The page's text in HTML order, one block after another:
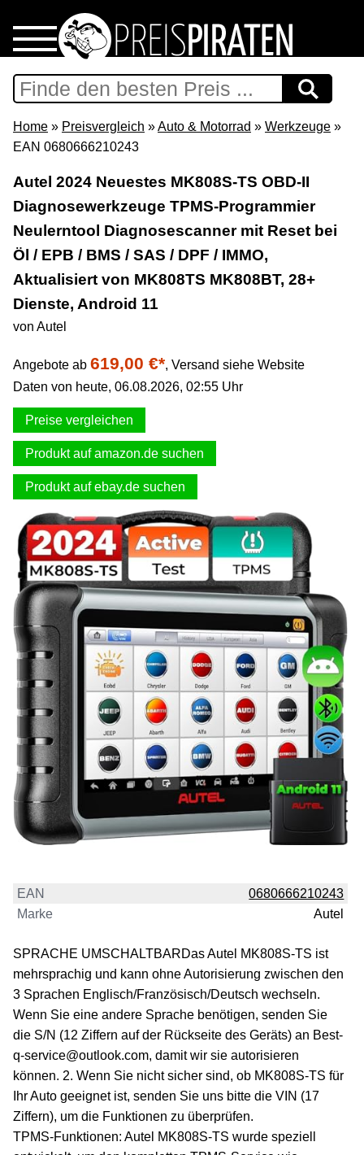
Home
Download
Support & Newsletter
Presse
Datenschutz
Home » Preisvergleich »Auto & Motorrad » Werkzeuge »
EAN 0680666210243
Autel 2024 Neuestes MK808S-TS OBD-II
Diagnosewerkzeuge TPMS-Programmier
Neulerntool Diagnosescanner mit Reset bei
Öl / EPB / BMS / SAS / DPF / IMMO,
Aktualisiert von MK808TS MK808BT, 28+
Dienste, Android 11
von Autel
Angebote ab 619,00 €*, Versand siehe Website
Daten von heute, 06.08.2026, 02:55 Uhr
Preise vergleichen
Produkt auf amazon.de suchen
Produkt auf ebay.de suchen
EAN
0680666210243
Marke
Autel
SPRACHE UMSCHALTBARDas Autel MK808S-TS ist
mehrsprachig und kann ohne Autorisierung zwischen den
3 Sprachen Englisch/Französisch/Deutsch wechseln.
Wenn Sie eine andere Sprache benötigen, senden Sie
die S/N (12 Ziffern auf der Rückseite des Geräts) an Best-
q-service@outlook.com, damit wir sie autorisieren
können. 2. Wenn Sie nicht sicher sind, ob MK808S-TS für
Ihr Auto geeignet ist, senden Sie uns bitte die VIN (17
Ziffern), um die Funktionen zu überprüfen.
TPMS-Funktionen: Autel MK808S-TS wurde speziell